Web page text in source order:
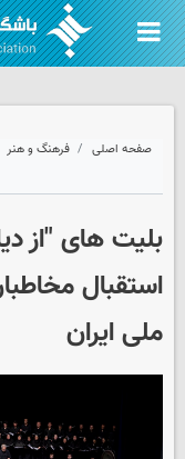
صفحه اصلی فرهنگ و هنر
بلیت های "از
استقبال
ملی ایران